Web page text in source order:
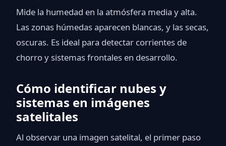
Mide la humedad en la atmósfera media y alta.
Las zonas húmedas aparecen blancas, y las secas,
oscuras. Es ideal para detectar corrientes de
chorro y sistemas frontales en desarrollo.
Cómo identificar nubes y
sistemas en imágenes
satelitales
Al observar una imagen satelital, el primer paso